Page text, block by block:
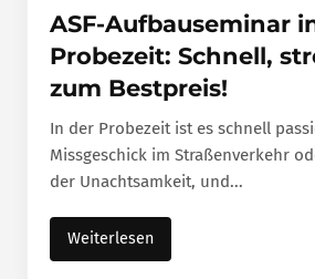
ASF-Aufbauseminar
Probezeit: Schnell,
zum Bestpreis!
In der Probezeit ist es schnell
Missgeschick im Straßenverkehr
der Unachtsamkeit, und...
Weiterlesen